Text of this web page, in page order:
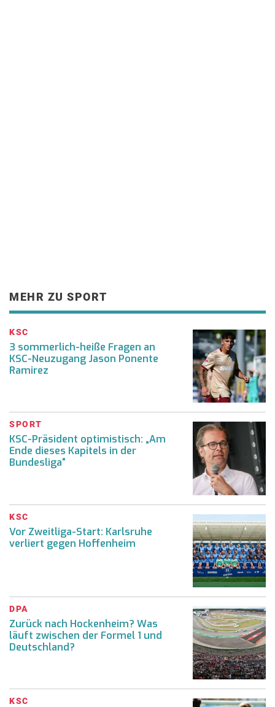
MEHR ZU SPORT
KSC
3 sommerlich-heiße Fragen an
KSC-Neuzugang Jason Ponente
Ramirez
SPORT
KSC-Präsident optimistisch: „Am
Ende dieses Kapitels in der
Bundesliga“
KSC
Vor Zweitliga-Start: Karlsruhe
verliert gegen Hoffenheim
DPA
Zurück nach Hockenheim? Was
läuft zwischen der Formel 1 und
Deutschland?
KSC